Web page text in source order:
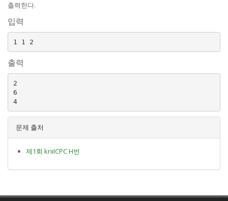
출력한다.
입력
출력
2
6
4
문제 출처
제1회 kriiICPC H번